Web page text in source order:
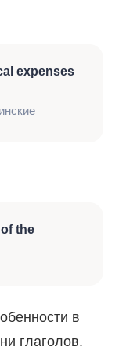
expenses
the
в
глаголов.